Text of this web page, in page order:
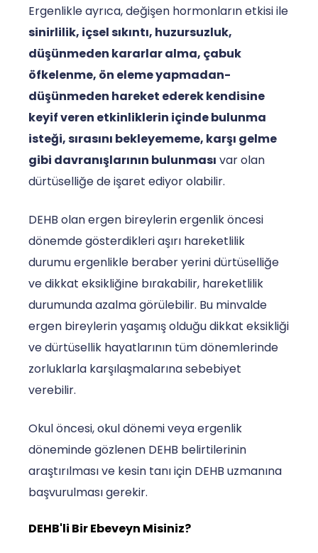
Ergenlikle ayrıca, değişen hormonların etkisi ile
sinirlilik, içsel sıkıntı, huzursuzluk,
düşünmeden kararlar alma, çabuk
öfkelenme, ön eleme yapmadan-
düşünmeden hareket ederek kendisine
keyif veren etkinliklerin içinde bulunma
isteği, sırasını bekleyememe, karşı gelme
gibi davranışlarının bulunması var olan
dürtüselliğe de işaret ediyor olabilir.
DEHB olan ergen bireylerin ergenlik öncesi
dönemde gösterdikleri aşırı hareketlilik
durumu ergenlikle beraber yerini dürtüselliğe
ve dikkat eksikliğine bırakabilir, hareketlilik
durumunda azalma görülebilir. Bu minvalde
ergen bireylerin yaşamış olduğu dikkat eksikliği
ve dürtüsellik hayatlarının tüm dönemlerinde
zorluklarla karşılaşmalarına sebebiyet
verebilir.
Okul öncesi, okul dönemi veya ergenlik
döneminde gözlenen DEHB belirtilerinin
araştırılması ve kesin tanı için DEHB uzmanına
başvurulması gerekir.
DEHB'li Bir Ebeveyn Misiniz?